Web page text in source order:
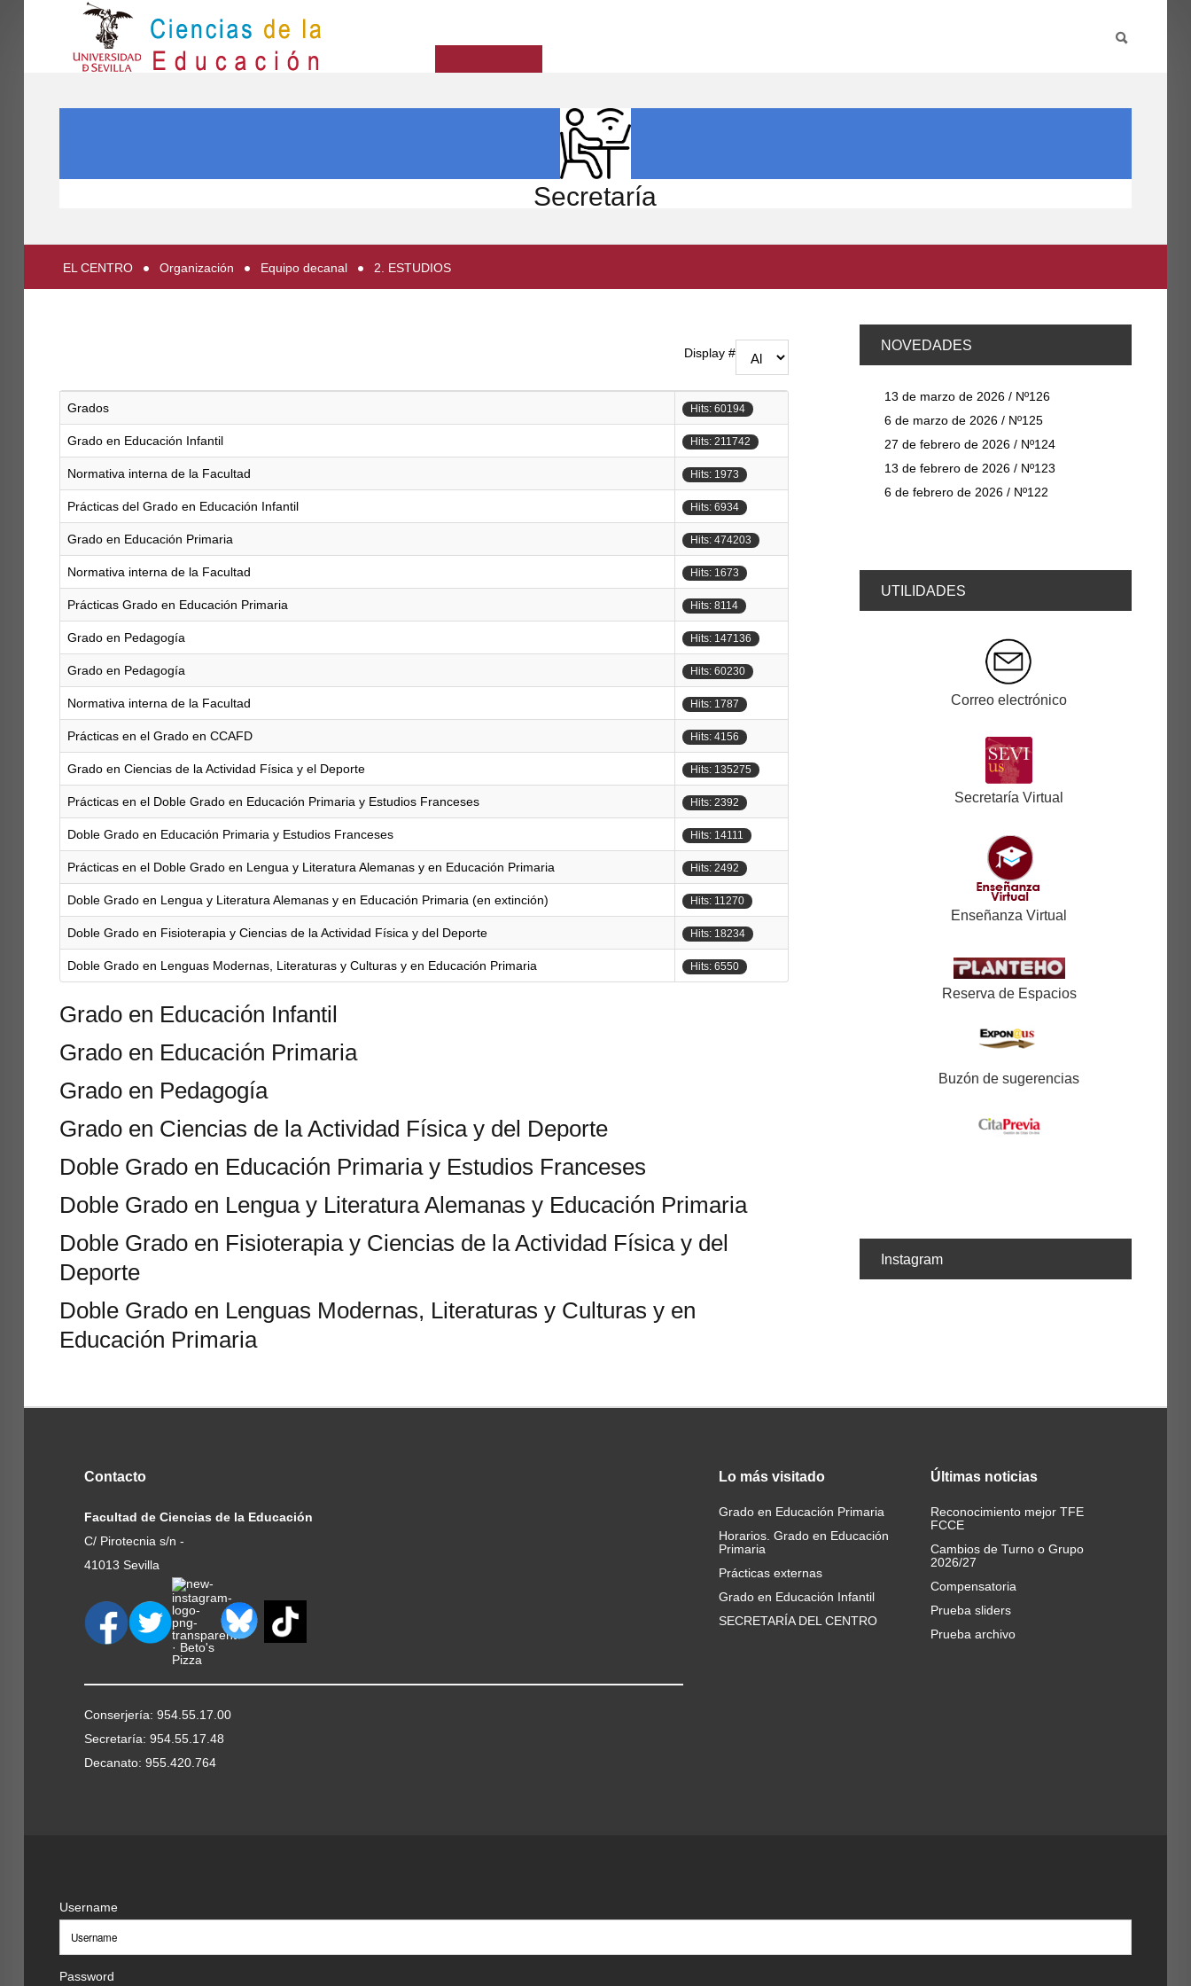
PARTICIPA
Secretaría
EL CENTRO Organización Equipo decanal 2. ESTUDIOS
Display #
Grados Hits: 60194
Grado en Educación Infantil Hits: 211742
Normativa interna de la Facultad Hits: 1973
Prácticas del Grado en Educación Infantil Hits: 6934
Grado en Educación Primaria Hits: 474203
Normativa interna de la Facultad Hits: 1673
Prácticas Grado en Educación Primaria Hits: 8114
Grado en Pedagogía Hits: 147136
Grado en Pedagogía Hits: 60230
Normativa interna de la Facultad Hits: 1787
Prácticas en el Grado en CCAFD Hits: 4156
Grado en Ciencias de la Actividad Física y el Deporte Hits: 135275
Prácticas en el Doble Grado en Educación Primaria y Estudios Franceses Hits: 2392
Doble Grado en Educación Primaria y Estudios Franceses Hits: 14111
Prácticas en el Doble Grado en Lengua y Literatura Alemanas y en Educación Primaria Hits: 2492
Doble Grado en Lengua y Literatura Alemanas y en Educación Primaria (en extinción) Hits: 11270
Doble Grado en Fisioterapia y Ciencias de la Actividad Física y del Deporte Hits: 18234
Doble Grado en Lenguas Modernas, Literaturas y Culturas y en Educación Primaria Hits: 6550
Grado en Educación Infantil
Grado en Educación Primaria
Grado en Pedagogía
Grado en Ciencias de la Actividad Física y del Deporte
Doble Grado en Educación Primaria y Estudios Franceses
Doble Grado en Lengua y Literatura Alemanas y Educación Primaria
Doble Grado en Fisioterapia y Ciencias de la Actividad Física y del
Deporte
Doble Grado en Lenguas Modernas, Literaturas y Culturas y en
Educación Primaria
NOVEDADES
13 de marzo de 2026 / Nº126
6 de marzo de 2026 / Nº125
27 de febrero de 2026 / Nº124
13 de febrero de 2026 / Nº123
6 de febrero de 2026 / Nº122
UTILIDADES
Correo electrónico
Secretaría Virtual
Enseñanza Virtual
Reserva de Espacios
Buzón de sugerencias
Instagram
Contacto
Facultad de Ciencias de la Educación
C/ Pirotecnia s/n -
41013 Sevilla
Conserjería: 954.55.17.00
Secretaría: 954.55.17.48
Decanato: 955.420.764
Lo más visitado
Grado en Educación Primaria
Horarios. Grado en Educación
Primaria
Prácticas externas
Grado en Educación Infantil
SECRETARÍA DEL CENTRO
Últimas noticias
Reconocimiento mejor TFE
FCCE
Cambios de Turno o Grupo
2026/27
Compensatoria
Prueba sliders
Prueba archivo
Username
Password